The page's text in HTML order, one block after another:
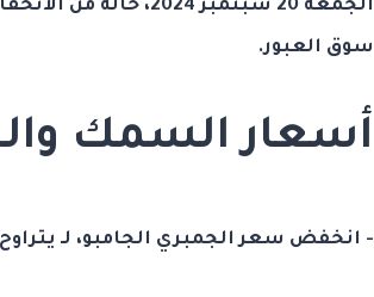
الجمعة 20 سبتمبر
سوق العبور.
أسعار السمك
- انخفض سعر الجمبري الجامبو، لـ يتراوح من 660 إلى 780 جنيهًا